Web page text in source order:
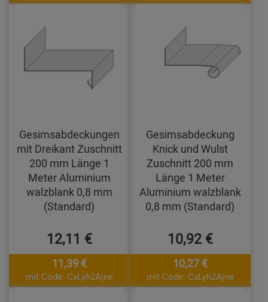
Gesimsabdeckungen
mit Dreikant Zuschnitt
200 mm Länge 1
Meter Aluminium
walzblank 0,8 mm
(Standard)
12,11 €
11,39 €
mit Code: CxLyh2Ajne
Gesimsabdeckung
Knick und Wulst
Zuschnitt 200 mm
Länge 1 Meter
Aluminium walzblank
0,8 mm (Standard)
10,92 €
10,27 €
mit Code: CxLyh2Ajne